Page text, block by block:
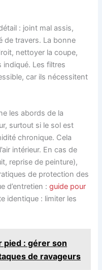
: joint mal assis,
de travers. La bonne
nettoyer la coupe,
indiqué. Les filtres
car ils nécessitent
les abords de la
surtout si le sol est
chronique. Cela
intérieur. En cas de
reprise de peinture),
de protection des
d’entretien :guide pour
identique : limiter les
pied : gérer son
de ravageurs